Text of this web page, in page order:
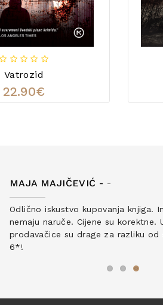
Vatrozid
22.90€
MAJA MAJIČEVIĆ - -
Odlično iskustvo kupovanja knjiga.
nemaju naruče. Cijene su korektne.
prodavačice su drage za razliku od
6*!